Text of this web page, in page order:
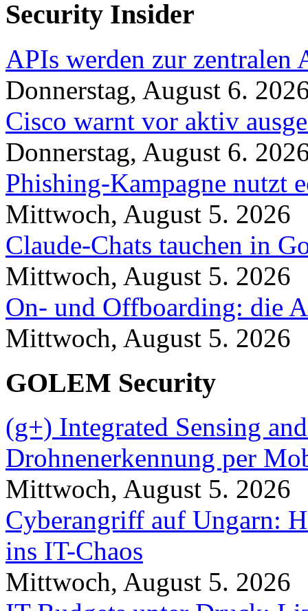
Security Insider
APIs werden zur
Donnerstag, August 6.
Cisco warnt vor aktiv
Donnerstag, August 6.
Phishing-Kampagne nutzt
Mittwoch, August 5. 2026
Claude-Chats tauchen in
Mittwoch, August 5. 2026
On- und Offboarding: die
Mittwoch, August 5. 2026
GOLEM Security
(g+) Integrated Sensing
Drohnenerkennung per
Mittwoch, August 5. 2026
Cyberangriff auf Ungarn:
ins IT-Chaos
Mittwoch, August 5. 2026